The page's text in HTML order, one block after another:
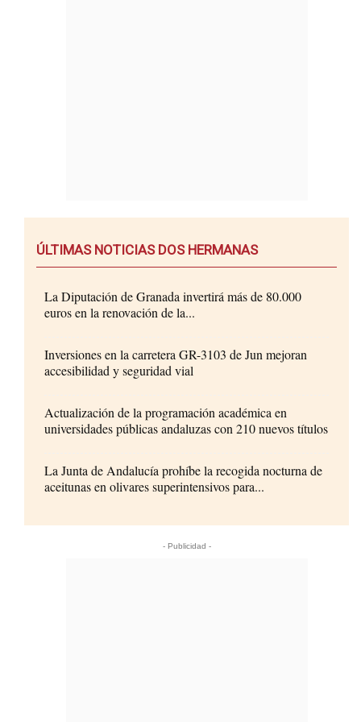
ÚLTIMAS NOTICIAS DOS HERMANAS
La Diputación de Granada invertirá más de 80.000
euros en la renovación de la...
Inversiones en la carretera GR-3103 de Jun mejoran
accesibilidad y seguridad vial
Actualización de la programación académica en
universidades públicas andaluzas con 210 nuevos títulos
La Junta de Andalucía prohíbe la recogida nocturna de
aceitunas en olivares superintensivos para...
- Publicidad -